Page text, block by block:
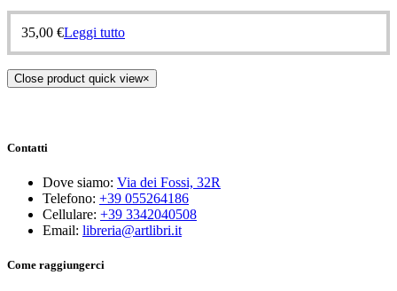
35,00 €Leggi tutto
Close product quick view×
Contatti
Dove siamo: Via dei Fossi, 32R
Telefono: +39 055264186
Cellulare: +39 3342040508
Email: libreria@artlibri.it
Come raggiungerci